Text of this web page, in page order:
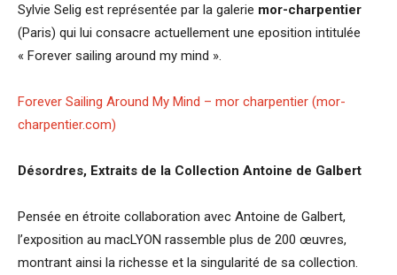
Sylvie Selig est représentée par la galerie mor-charpentier
(Paris) qui lui consacre actuellement une eposition intitulée
« Forever sailing around my mind ».
Forever Sailing Around My Mind – mor charpentier (mor-
charpentier.com)
Désordres, Extraits de la Collection Antoine de Galbert
Pensée en étroite collaboration avec Antoine de Galbert,
l’exposition au macLYON rassemble plus de 200 œuvres,
montrant ainsi la richesse et la singularité de sa collection.